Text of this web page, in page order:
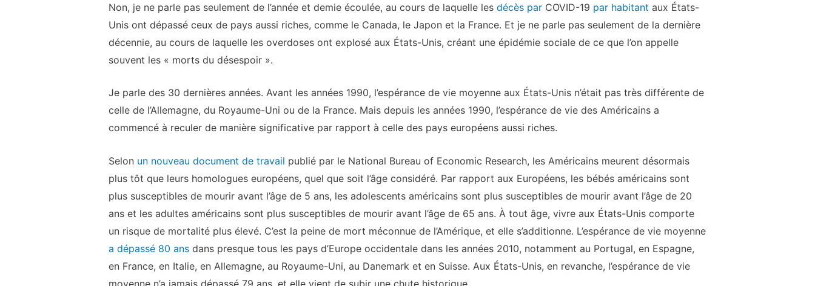
Non, je ne parle pas seulement de l’année et demie écoulée, au cours de laquelle les décès par COVID-19 par habitant aux États-
Unis ont dépassé ceux de pays aussi riches, comme le Canada, le Japon et la France. Et je ne parle pas seulement de la dernière
décennie, au cours de laquelle les overdoses ont explosé aux États-Unis, créant une épidémie sociale de ce que l’on appelle
souvent les « morts du désespoir ».
Je parle des 30 dernières années. Avant les années 1990, l’espérance de vie moyenne aux États-Unis n’était pas très différente de
celle de l’Allemagne, du Royaume-Uni ou de la France. Mais depuis les années 1990, l’espérance de vie des Américains a
commencé à reculer de manière significative par rapport à celle des pays européens aussi riches.
Selon un nouveau document de travail publié par le National Bureau of Economic Research, les Américains meurent désormais
plus tôt que leurs homologues européens, quel que soit l’âge considéré. Par rapport aux Européens, les bébés américains sont
plus susceptibles de mourir avant l’âge de 5 ans, les adolescents américains sont plus susceptibles de mourir avant l’âge de 20
ans et les adultes américains sont plus susceptibles de mourir avant l’âge de 65 ans. À tout âge, vivre aux États-Unis comporte
un risque de mortalité plus élevé. C’est la peine de mort méconnue de l’Amérique, et elle s’additionne. L’espérance de vie moyenne
a dépassé 80 ans dans presque tous les pays d’Europe occidentale dans les années 2010, notamment au Portugal, en Espagne,
en France, en Italie, en Allemagne, au Royaume-Uni, au Danemark et en Suisse. Aux États-Unis, en revanche, l’espérance de vie
moyenne n’a jamais dépassé 79 ans, et elle vient de subir une chute historique.